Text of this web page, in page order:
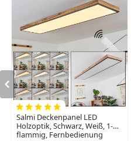
Salmi Deckenpanel LED
Holzoptik, Schwarz, Weiß, 1-
flammig, Fernbedienung